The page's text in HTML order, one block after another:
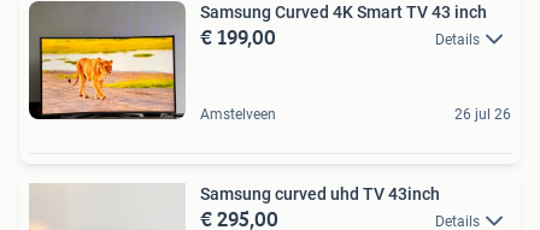
Samsung Curved 4K Smart TV 43 inch
€ 199,00 Details
Amstelveen 26 jul 26
Samsung curved uhd TV 43inch
€ 295,00 Details